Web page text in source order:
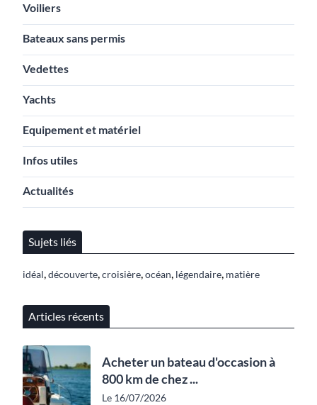
Voiliers
Bateaux sans permis
Vedettes
Yachts
Equipement et matériel
Infos utiles
Actualités
Sujets liés
idéal,découverte,croisière,océan, légendaire, matière
Articles récents
Acheter un bateau d'occasion à
800 km de chez ...
Le 16/07/2026